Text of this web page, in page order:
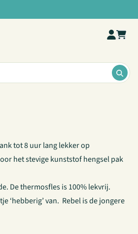
tot 8 uur lang lekker op
het stevige kunststof hengsel pak
De thermosfles is 100% lekvrij.
‘hebberig’ van. Rebel is de jongere